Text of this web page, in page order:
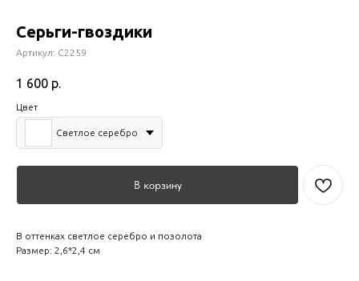
Серьги-гвоздики
Артикул: С2259
1 600 р.
Цвет
Светлое серебро
В корзину
В оттенках светлое серебро и позолота
Размер: 2,6*2,4 см